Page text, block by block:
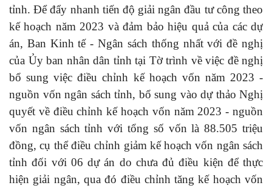
tỉnh. Để đẩy nhanh tiến độ giải ngân đầu tư công theo
kế hoạch năm 2023 và đảm bảo hiệu quả của các dự
án, Ban Kinh tế - Ngân sách thống nhất với đề nghị
của Ủy ban nhân dân tỉnh tại Tờ trình về việc đề nghị
bổ sung việc điều chỉnh kế hoạch vốn năm 2023 -
nguồn vốn ngân sách tỉnh, bổ sung vào dự thảo Nghị
quyết về điều chỉnh kế hoạch vốn năm 2023 - nguồn
vốn ngân sách tỉnh với tổng số vốn là 88.505 triệu
đồng, cụ thể điều chỉnh giảm kế hoạch vốn ngân sách
tỉnh đối với 06 dự án do chưa đủ điều kiện để thực
hiện giải ngân, qua đó điều chỉnh tăng kế hoạch vốn